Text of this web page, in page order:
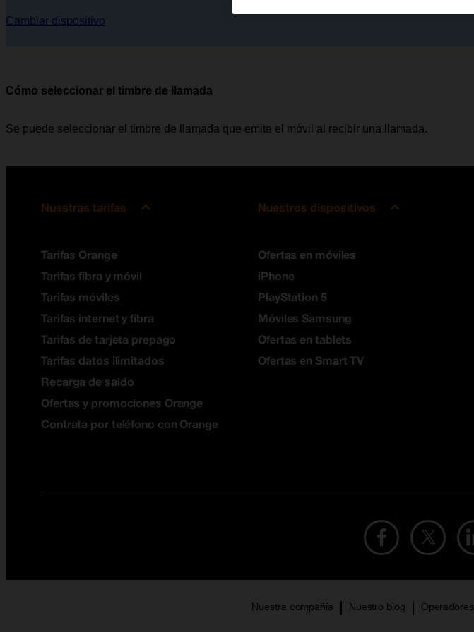
Cambiar dispositivo
Cómo seleccionar el timbre de llamada
Se puede seleccionar el timbre de llamada que emite el móvil al recibir una llamada.
Nuestras tarifas
Tarifas Orange
Tarifas fibra y móvil
Tarifas móviles
Tarifas internet y fibra
Tarifas de tarjeta prepago
Tarifas datos ilimitados
Recarga de saldo
Ofertas y promociones Orange
Contrata por teléfono con Orange
Nuestros dispositivos
Ofertas en móviles
iPhone
PlayStation 5
Móviles Samsung
Ofertas en tablets
Ofertas en Smart TV
Nuestra compañía Nuestro blog Operadores